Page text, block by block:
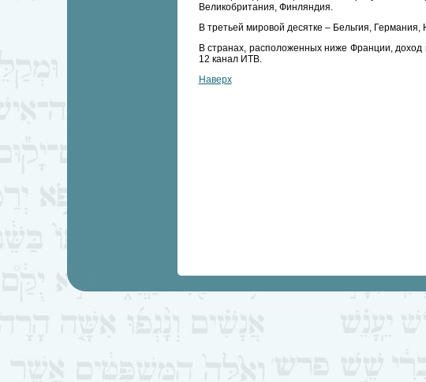
Великобритания, Финляндия.
В третьей мировой десятке – Бельгия,
В странах, расположенных ниже Франции,
12 канал ИТВ.
Наверх